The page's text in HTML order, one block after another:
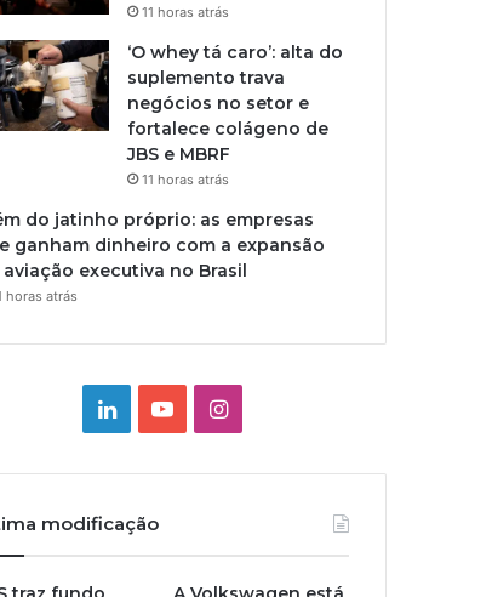
11 horas atrás
‘O whey tá caro’: alta do
suplemento trava
negócios no setor e
fortalece colágeno de
JBS e MBRF
11 horas atrás
do jatinho próprio: as empresas
ganham dinheiro com a expansão
aviação executiva no Brasil
horas atrás
LinkedinYouTubeInstagram
modificação